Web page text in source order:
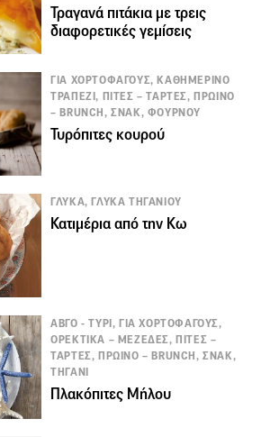
Τραγανά πιτάκια με τρεις
διαφορετικές γεμίσεις
ΓΙΑ ΧΟΡΤΟΦΑΓΟΥΣ, ΚΑΘΗΜΕΡΙΝΟ
ΤΡΑΠΕΖΙ, ΠΙΤΕΣ – ΤΑΡΤΕΣ, ΠΡΩΙΝΟ
– BRUNCH, ΣΝΑΚ, ΦΟΥΡΝΟΥ
Τυρόπιτες κουρού
ΓΛΥΚΑ, ΓΛΥΚΑ ΤΗΓΑΝΙΟΥ
Κατιμέρια από την Κω
ΑΒΓΟ - ΤΥΡΙ, ΓΙΑ ΧΟΡΤΟΦΑΓΟΥΣ,
ΟΡΕΚΤΙΚΑ – ΜΕΖΕΔΕΣ, ΠΙΤΕΣ –
ΤΑΡΤΕΣ, ΠΡΩΙΝΟ – BRUNCH, ΣΝΑΚ,
ΤΗΓΑΝΙ
Πλακόπιτες Μήλου